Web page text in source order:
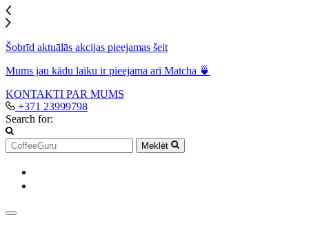
Šobrīd aktuālās akcijas pieejamas šeit
Mums jau kādu laiku ir pieejama arī Matcha 🍵
KONTAKTI PAR MUMS
+371 23999798
Search for:
Meklēt